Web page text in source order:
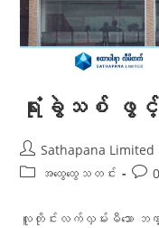
ရုံးခွဲသစ် ဖွင့်လှစ်
Sathapana Limited
အထွေထွေသတင်း
လူတိုင်းလက်လှမ်းမီသော ဘဏ္ဍာ